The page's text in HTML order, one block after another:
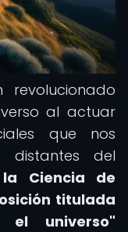
revolucionado
al actuar
que nos
distantes del
Ciencia de
titulada
el universo"